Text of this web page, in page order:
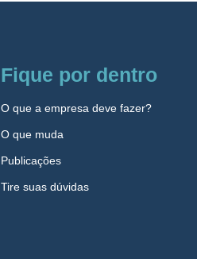
Fique por dentro
O que a empresa deve fazer?
O que muda
Publicações
Tire suas dúvidas